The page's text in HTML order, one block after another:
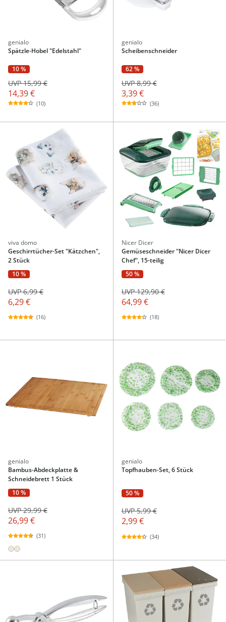
genialo
Spätzle-Hobel "Edelstahl"
10 %
14,39 €
UVP 15,99 €
(10)
genialo
Scheibenschneider
62 %
3,39 €
UVP 8,99 €
(36)
viva domo
Geschirrtücher-Set "Kätzchen",
2 Stück
10 %
6,29 €
UVP 6,99 €
(16)
Nicer Dicer
Gemüseschneider "Nicer Dicer
Chef", 15-teilig
50 %
64,99 €
UVP 129,90 €
(18)
genialo
Bambus-Abdeckplatte &
Schneidebrett 1 Stück
10 %
26,99 €
UVP 29,99 €
(31)
genialo
Topfhauben-Set, 6 Stück
50 %
2,99 €
UVP 5,99 €
(34)